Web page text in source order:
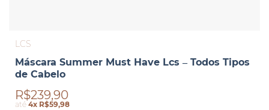
LCS
Máscara Summer Must Have Lcs – Todos Tipos
de Cabelo
R$239,90
até4x R$59,98